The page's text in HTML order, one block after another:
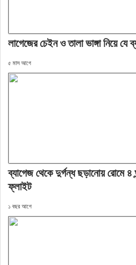
লাগেজের চেইন ও তালা ভাঙ্গা নিয়ে যে
৫ মাস আগে
ব্যাগেজ থেকে দুর্গন্ধ ছড়ানোয় রোমে ৪
ফ্লাইট
১ বছর আগে